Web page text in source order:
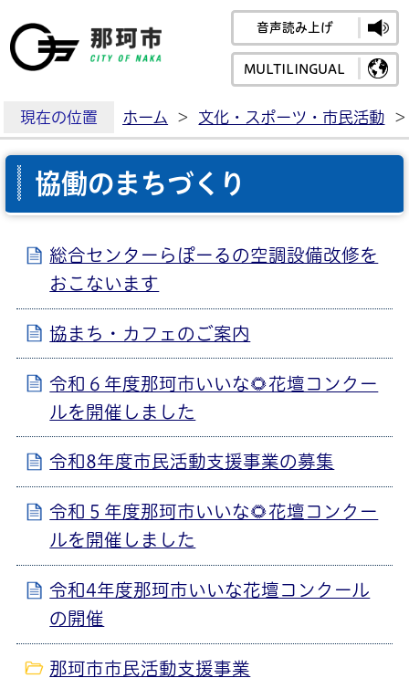
那珂市公式ホームペ
音声読み上げ
MULTILINGUAL
現在の位置 ホーム > 文化・スポーツ・市民活動 >
協働のまちづくり
総合センターらぽーるの空調設備改修を
おこないます
協まち・カフェのご案内
令和６年度那珂市いいな🌻花壇コンクー
ルを開催しました
令和8年度市民活動支援事業の募集
令和５年度那珂市いいな🌻花壇コンクー
ルを開催しました
令和4年度那珂市いいな花壇コンクール
の開催
那珂市市民活動支援事業